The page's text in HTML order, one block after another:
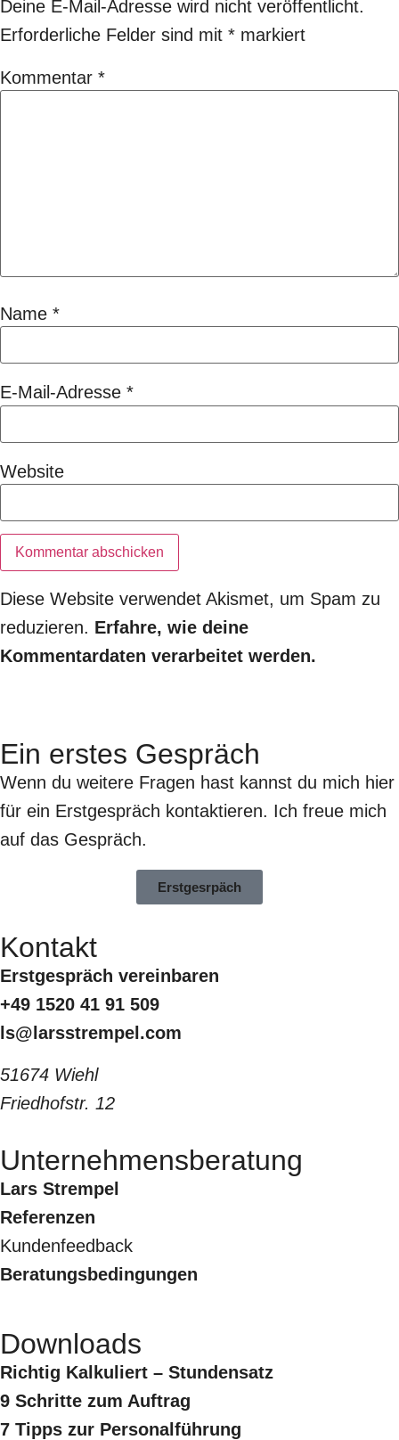
Deine E-Mail-Adresse wird nicht veröffentlicht.
Erforderliche Felder sind mit * markiert
Kommentar *
Name *
E-Mail-Adresse *
Website
Diese Website verwendet Akismet, um Spam zu
reduzieren. Erfahre, wie deine
Kommentardaten verarbeitet werden.
Ein erstes Gespräch
Wenn du weitere Fragen hast kannst du mich hier
für ein Erstgespräch kontaktieren. Ich freue mich
auf das Gespräch.
Erstgesrpäch
Kontakt
Erstgespräch vereinbaren
+49 1520 41 91 509
ls@larsstrempel.com
51674 Wiehl
Friedhofstr. 12
Unternehmensberatung
Lars Strempel
Referenzen
Kundenfeedback
Beratungsbedingungen
Downloads
Richtig Kalkuliert – Stundensatz
9 Schritte zum Auftrag
7 Tipps zur Personalführung